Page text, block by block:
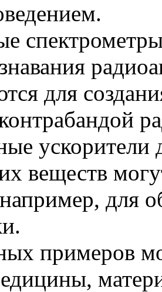
для
веществ
для
примеров